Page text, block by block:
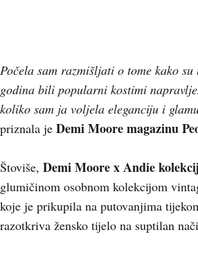
Počela sam razmišljati o tome kako
godina bili popularni kostimi
koliko sam ja voljela eleganciju i
priznala je Demi Moore magazinu
Štoviše, Demi Moore x Andie
glumičinom osobnom kolekcijom
koje je prikupila na putovanjima
razotkriva žensko tijelo na suptilan